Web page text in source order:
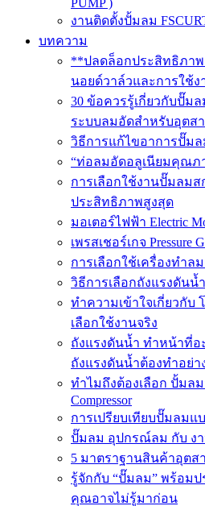
PUMP )
งานติดตั้งปั้มลม
บทความ
**ปลดล็อกประสิทธิภา
นอยด์วาล์วและการใช้ง
30 ข้อควรรู้เกี่ยวกับปั๊ม
ระบบลมอัดสำหรับอุตส
วิธีการแก้ไขอาการปั๊มล
“ท่อลมอัดอลูเนียมคุณภ
การเลือกใช้งานปั๊มลมส
ประสิทธิภาพสูงสุด
มอเตอร์ไฟฟ้า Electric
เพรสเชอร์เกจ Pressure
การเลือกใช้เครื่องทำล
วิธีการเลือกถังแรงดันน้ำ
ทำความเข้าใจเกี่ยวกับ
เลือกใช้งานจริง
ถังแรงดันน้ำ ทำหน้าที่อ
ถังแรงดันน้ำต้องทำอย่า
ทำไมถึงต้องเลือก ปั้มลม
Compressor
การเปรียบเทียบปั๊มลมแ
ปั๊มลม อุปกรณ์ลม กับ ง
5 มาตราฐานสินค้าอุตส
รู้จักกับ “ปั๊มลม” พร้อม
คุณอาจไม่รู้มาก่อน